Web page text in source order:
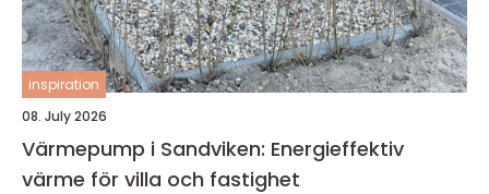
inspiration
08. July 2026
Värmepump i Sandviken: Energieffektiv
värme för villa och fastighet